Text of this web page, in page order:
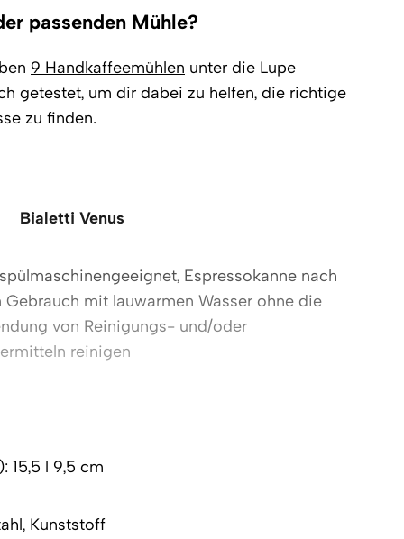
passenden Mühle?
9 Handkaffeemühlen unter die Lupe
getestet, um dir dabei zu helfen, die richtige
zu finden.
Bialetti Venus
Espressokanne nach
Gebrauch mit lauwarmen Wasser ohne die
von Reinigungs- und/oder
reinigen
15,5 l 9,5 cm
Kunststoff